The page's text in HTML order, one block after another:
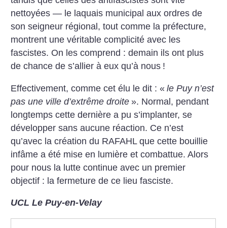
nettoyées — le laquais municipal aux ordres de
son seigneur régional, tout comme la préfecture,
montrent une véritable complicité avec les
fascistes. On les comprend : demain ils ont plus
de chance de s’allier à eux qu’à nous !
Effectivement, comme cet élu le dit : « le Puy n’est
pas une ville d’extrême droite ». Normal, pendant
longtemps cette dernière a pu s’implanter, se
développer sans aucune réaction. Ce n’est
qu’avec la création du RAFAHL que cette bouillie
infâme a été mise en lumière et combattue. Alors
pour nous la lutte continue avec un premier
objectif : la fermeture de ce lieu fasciste.
UCL Le Puy-en-Velay